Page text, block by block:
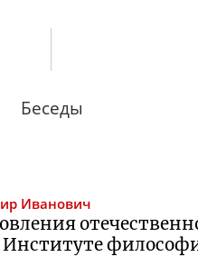
Беседы
Иванович